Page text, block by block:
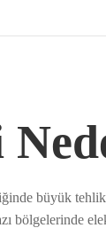
büyük
bölgelerinde